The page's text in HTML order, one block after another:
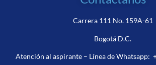
Carrera 111 No. 159A-61
Bogotá D.C.
Atención al aspirante – Línea de Whatsapp: